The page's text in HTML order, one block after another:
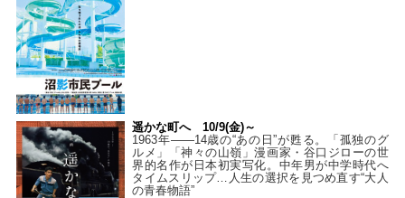
遥かな町へ 10/9(金)～
1963年――14歳の“あの日”が甦る。「孤独のグ
ルメ」「神々の山嶺」漫画家・谷口ジローの世
界的名作が日本初実写化。中年男が中学時代へ
タイムスリップ…人生の選択を見つめ直す“大人
の青春物語”